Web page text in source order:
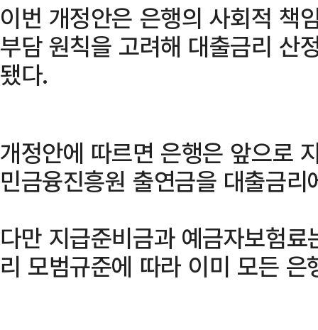
이번 개정안은 은행의 사회적 책
부담 원칙을 고려해 대출금리 산
됐다.
개정안에 따르면 은행은 앞으로
민금융진흥원 출연금을 대출금
다만 지급준비금과 예금자보험
리 모범규준에 따라 이미 모든